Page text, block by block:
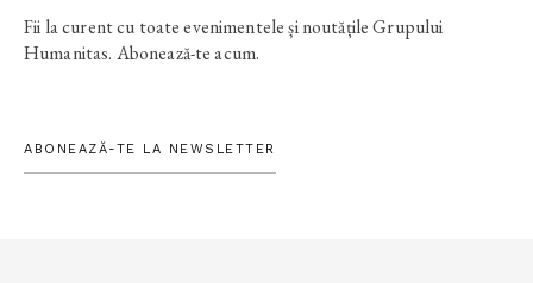
Fii la curent cu toate evenimentele și noutățile Grupului
Humanitas. Abonează-te acum.
ABONEAZĂ-TE LA NEWSLETTER